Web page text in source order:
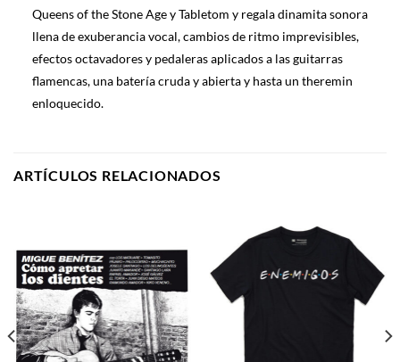
Queens of the Stone Age y Tabletom y regala dinamita sonora
llena de exuberancia vocal, cambios de ritmo imprevisibles,
efectos octavadores y pedaleras aplicados a las guitarras
flamencas, una batería cruda y abierta y hasta un theremin
enloquecido.
ARTÍCULOS RELACIONADOS